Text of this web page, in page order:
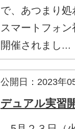
で、あつまり処
スマートフォ
開催されまし...
公開日：2023年
デュアル実習